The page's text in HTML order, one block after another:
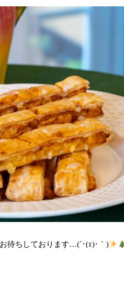
待ちしております…(´･(ｪ)･｀)